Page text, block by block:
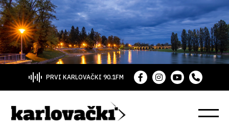
PRVI KARLOVAČKI 90.1FM